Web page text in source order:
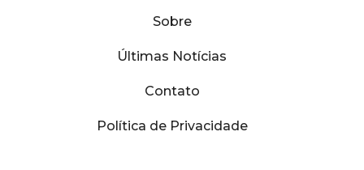
Sobre
Últimas Notícias
Contato
Política de Privacidade